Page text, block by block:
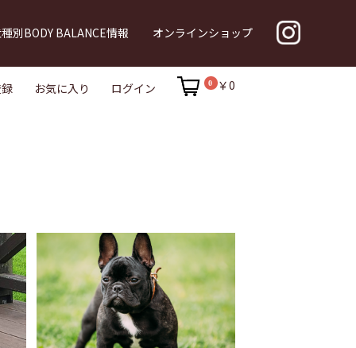
別BODY BALANCE情報
オンラインショップ
お気に入り ログイン 0 ￥0